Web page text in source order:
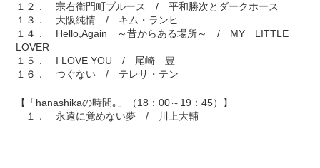
１２． 宗右衛門町ブルース / 平和勝次とダークホース
１３． 大阪純情 / キム・ランヒ
１４． Hello,Again ～昔からある場所～ / MY LITTLE
LOVER
１５． I LOVE YOU / 尾崎 豊
１６． つぐない / テレサ・テン
【「hanashikaの時間｡」（18：00～19：45）】
１． 永遠に覚めない夢 / 川上大輔